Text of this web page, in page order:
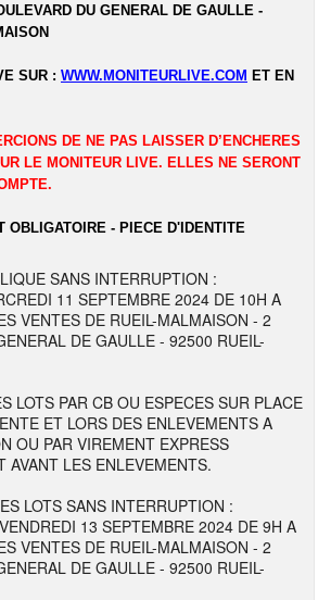
DU GENERAL DE GAULLE -
SUR : WWW.MONITEURLIVE.COM ET EN
DE NE PAS LAISSER D’ENCHERES
LE MONITEUR LIVE. ELLES NE SERONT
OBLIGATOIRE - PIECE D'IDENTITE
SANS INTERRUPTION :
11 SEPTEMBRE 2024 DE 10H A
VENTES DE RUEIL-MALMAISON - 2
DE GAULLE - 92500 RUEIL-
LOTS PAR CB OU ESPECES SUR PLACE
ET LORS DES ENLEVEMENTS A
OU PAR VIREMENT EXPRESS
AVANT LES ENLEVEMENTS.
LOTS SANS INTERRUPTION :
13 SEPTEMBRE 2024 DE 9H A
VENTES DE RUEIL-MALMAISON - 2
DE GAULLE - 92500 RUEIL-